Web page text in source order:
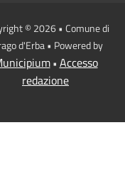
© 2026 • Comune di
d'Erba • Powered by
• Accesso
redazione